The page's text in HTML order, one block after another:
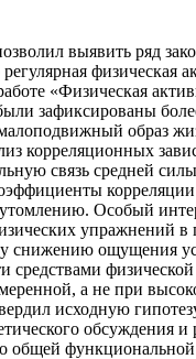
выявить ряд
«Физическая
зафиксированы
образ
корреляционных
связь средней
Особый
упражнений
снижению ощущения
средствами
а не при
исходную
обсуждения
общей